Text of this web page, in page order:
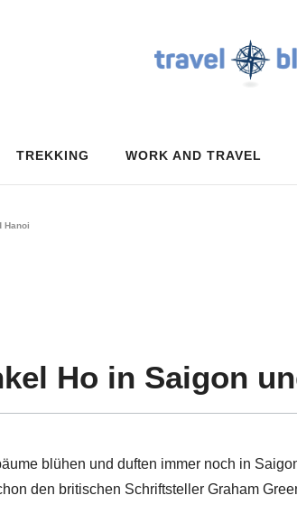
TREKKING WORK AND TRAVEL
Hanoi
Ho in Saigon
blühen und duften immer noch in
den britischen Schriftsteller Graham